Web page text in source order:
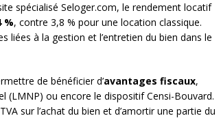
spécialisé Seloger.com, le rendement locatif
%, contre 3,8 % pour une location classique.
liées à la gestion et l’entretien du bien dans le
de bénéficier d’avantages fiscaux,
ou encore le dispositif Censi-Bouvard.
sur l’achat du bien et d’amortir une partie du